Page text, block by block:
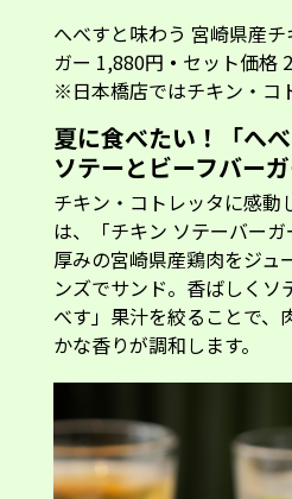
※日本橋店ではチキン・コ
夏に食べたい！「へべ
チキン・コトレッタに感動
は、「チキン ソテーバーガ
厚みの宮崎県産鶏肉をジュ
ンズでサンド。香ばしくソ
べす」果汁を絞ることで、
かな香りが調和します。